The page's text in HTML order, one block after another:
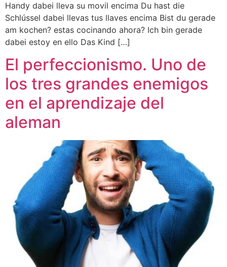
Handy dabei lleva su movil encima Du hast die
Schlússel dabei llevas tus llaves encima Bist du gerade
am kochen? estas cocinando ahora? Ich bin gerade
dabei estoy en ello Das Kind […]
El perfeccionismo. Uno de
los tres grandes enemigos
en el aprendizaje del
aleman